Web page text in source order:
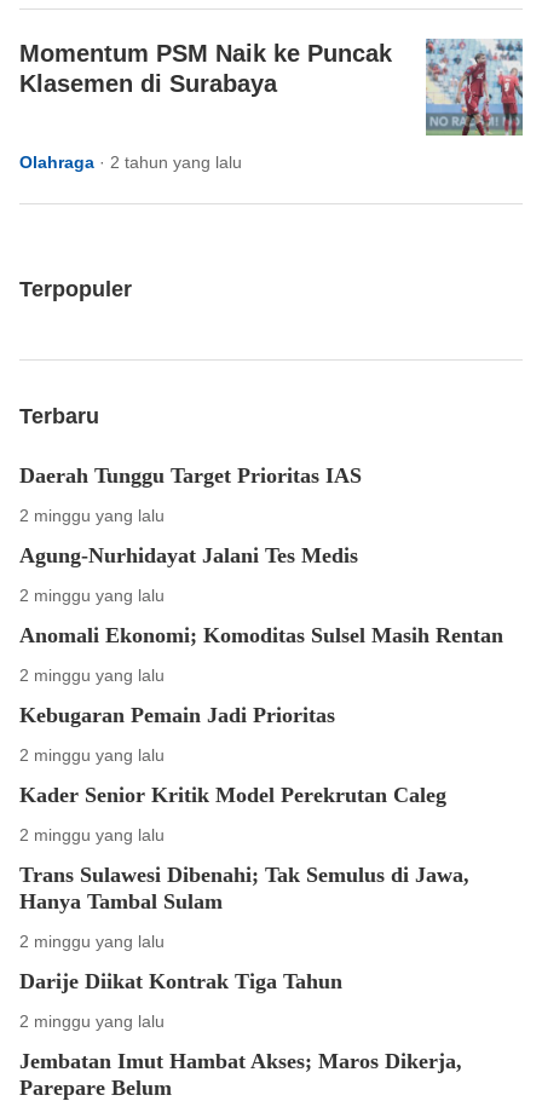
Momentum PSM Naik ke Puncak
Klasemen di Surabaya
Olahraga · 2 tahun yang lalu
Terpopuler
Terbaru
Daerah Tunggu Target Prioritas IAS
2 minggu yang lalu
Agung-Nurhidayat Jalani Tes Medis
2 minggu yang lalu
Anomali Ekonomi; Komoditas Sulsel Masih Rentan
2 minggu yang lalu
Kebugaran Pemain Jadi Prioritas
2 minggu yang lalu
Kader Senior Kritik Model Perekrutan Caleg
2 minggu yang lalu
Trans Sulawesi Dibenahi; Tak Semulus di Jawa,
Hanya Tambal Sulam
2 minggu yang lalu
Darije Diikat Kontrak Tiga Tahun
2 minggu yang lalu
Jembatan Imut Hambat Akses; Maros Dikerja,
Parepare Belum